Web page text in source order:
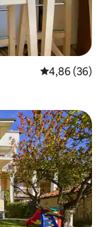
Gemiddelde
4,86 (36)